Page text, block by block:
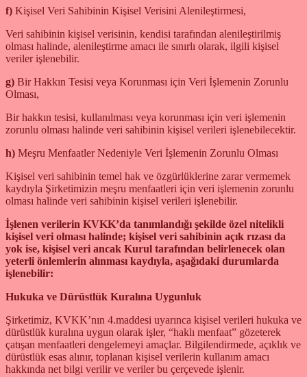
f) Kişisel Veri Sahibinin Kişisel Verisini Alenileştirmesi,
Veri sahibinin kişisel verisinin, kendisi tarafından alenileştirilmiş
olması halinde, alenileştirme amacı ile sınırlı olarak, ilgili kişisel
veriler işlenebilir.
g) Bir Hakkın Tesisi veya Korunması için Veri İşlemenin Zorunlu
Olması,
Bir hakkın tesisi, kullanılması veya korunması için veri işlemenin
zorunlu olması halinde veri sahibinin kişisel verileri işlenebilecektir.
h) Meşru Menfaatler Nedeniyle Veri İşlemenin Zorunlu Olması
Kişisel veri sahibinin temel hak ve özgürlüklerine zarar vermemek
kaydıyla Şirketimizin meşru menfaatleri için veri işlemenin zorunlu
olması halinde veri sahibinin kişisel verileri işlenebilir.
İşlenen verilerin KVKK’da tanımlandığı şekilde özel nitelikli
kişisel veri olması halinde; kişisel veri sahibinin açık rızası da
yok ise, kişisel veri ancak Kurul tarafından belirlenecek olan
yeterli önlemlerin alınması kaydıyla, aşağıdaki durumlarda
işlenebilir:
Hukuka ve Dürüstlük Kuralına Uygunluk
Şirketimiz, KVKK’nın 4.maddesi uyarınca kişisel verileri hukuka ve
dürüstlük kuralına uygun olarak işler, “haklı menfaat” gözeterek
çatışan menfaatleri dengelemeyi amaçlar. Bilgilendirmede, açıklık ve
dürüstlük esas alınır, toplanan kişisel verilerin kullanım amacı
hakkında net bilgi verilir ve veriler bu çerçevede işlenir.